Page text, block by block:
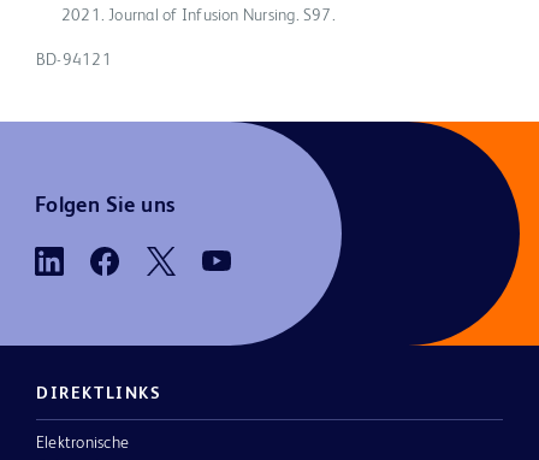
2021. Journal of Infusion Nursing. S97.
BD-94121
Folgen Sie uns
DIREKTLINKS
Elektronische